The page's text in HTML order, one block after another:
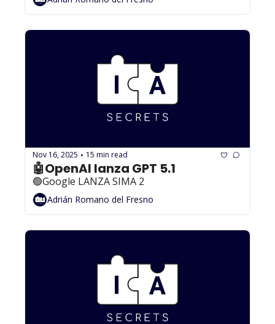
Nov 16, 2025 • 15 min read
🤖OpenAI lanza GPT 5.1
🟢Google LANZA SIMA 2
Adrián Romano del Fresno